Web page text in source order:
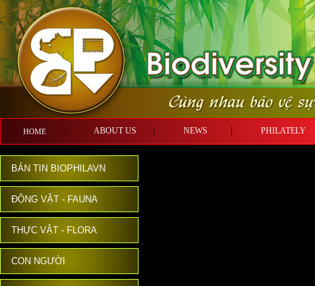
HOME ABOUT US NEWS
BẢN TIN BIOPHILAVN
ĐỘNG VẬT - FAUNA
THỰC VẬT - FLORA
CON NGƯỜI